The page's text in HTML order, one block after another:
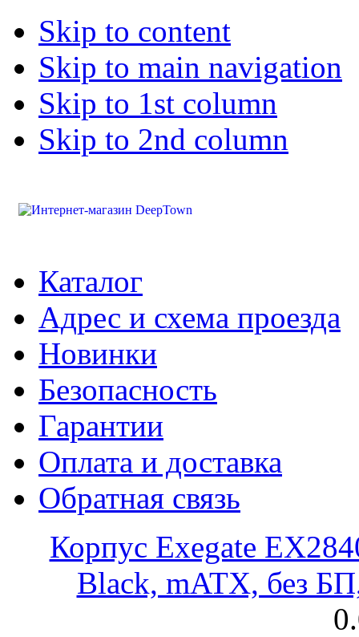
Skip to content
Skip to main navigation
Skip to 1st column
Skip to 2nd column
Каталог
Адрес и схема проезда
Новинки
Безопасность
Гарантии
Оплата и доставка
Обратная связь
Корпус Exegate
Black, mATX, без